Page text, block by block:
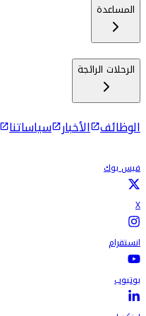
المساعدة
الرحلات الرائجة
الوظائف الأخبار سياساتنا
فيس بوك
X
انستقرام
يوتيوب